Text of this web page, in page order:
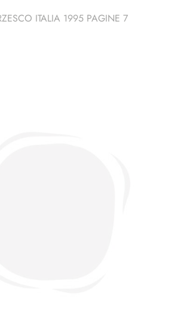
ITALIA 1995 PAGINE 7